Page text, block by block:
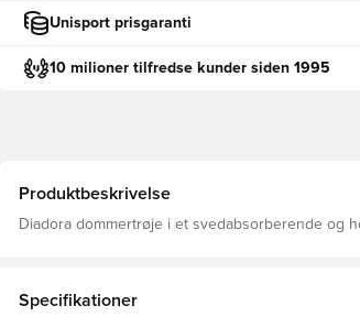
Unisport prisgaranti
10 milioner tilfredse kunder siden 1995
Produktbeskrivelse
Diadora dommertrøje i et svedabsorberende og
Specifikationer